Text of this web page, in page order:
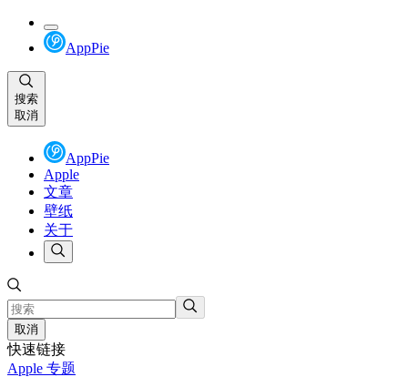
AppPie
搜索
取消
AppPie
Apple
文章
壁纸
关于
取消
快速链接
Apple 专题